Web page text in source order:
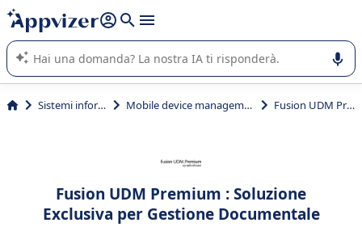
righe con
shift + enter
L'IA di Appvizer vi guida nell'utilizzo o nella scelta di un
software SaaS per la vostra azienda.
Sistemi informativi Mobile device management (MDM) Fusion UDM Premium
Fusion UDM Premium : Soluzione
Exclusiva per Gestione Documentale